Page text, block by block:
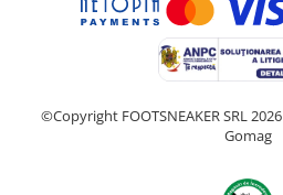
©Copyright FOOTSNEAKER SRL 2026
Gomag